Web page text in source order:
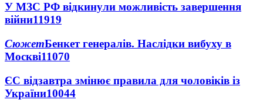
У МЗС РФ відкинули можливість завершення
війни11919
СюжетБенкет генералів. Наслідки вибуху в
Москві11070
ЄС відзавтра змінює правила для чоловіків із
України10044